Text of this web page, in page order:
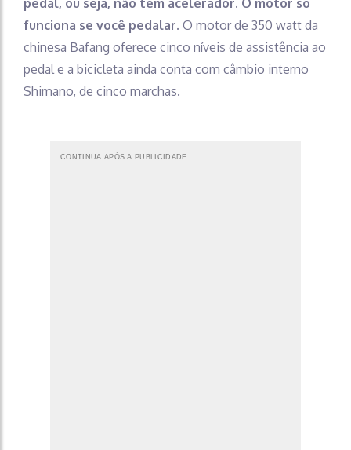
funciona se você pedalar. O motor de 350 watt da
chinesa Bafang oferece cinco níveis de assistência ao
pedal e a bicicleta ainda conta com câmbio interno
Shimano, de cinco marchas.
CONTINUA APÓS A PUBLICIDADE